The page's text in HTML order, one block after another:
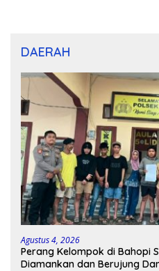
DAERAH
Agustus 4, 2026
Perang Kelompok di Bahopi
Diamankan dan Berujung